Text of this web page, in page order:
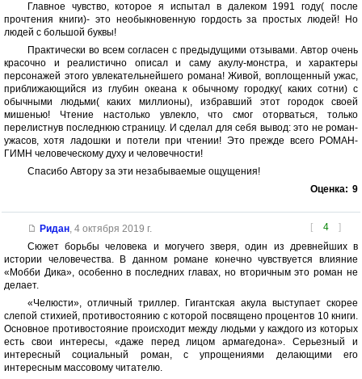
Главное чувство, которое я испытал в далеком 1991 году( после
прочтения книги)- это необыкновенную гордость за простых людей! Но
людей с большой буквы!
Практически во всем согласен с предыдущими отзывами. Автор очень
красочно и реалистично описал и саму акулу-монстра, и характеры
персонажей этого увлекательнейшего романа! Живой, воплощенный ужас,
приближающийся из глубин океана к обычному городку( каких сотни) с
обычными людьми( каких миллионы), избравший этот городок своей
мишенью! Чтение настолько увлекло, что смог оторваться, только
перелистнув последнюю страницу. И сделал для себя вывод: это не роман-
ужасов, хотя ладошки и потели при чтении! Это прежде всего РОМАН-
ГИМН человеческому духу и человечности!
Спасибо Автору за эти незабываемые ощущения!
Оценка: 9
[ 4 ]
Ридан, 4 октября 2019 г.
Сюжет борьбы человека и могучего зверя, один из древнейших в
истории человечества. В данном романе конечно чувствуется влияние
«Мобби Дика», особенно в последних главах, но вторичным это роман не
делает.
«Челюсти», отличный триллер. Гигантская акула выступает скорее
слепой стихией, противостоянию с которой посвящено процентов 10 книги.
Основное противостояние происходит между людьми у каждого из которых
есть свои интересы, «даже перед лицом армагедона». Серьезный и
интересный социальный роман, с упрощениями делающими его
интересным массовому читателю.